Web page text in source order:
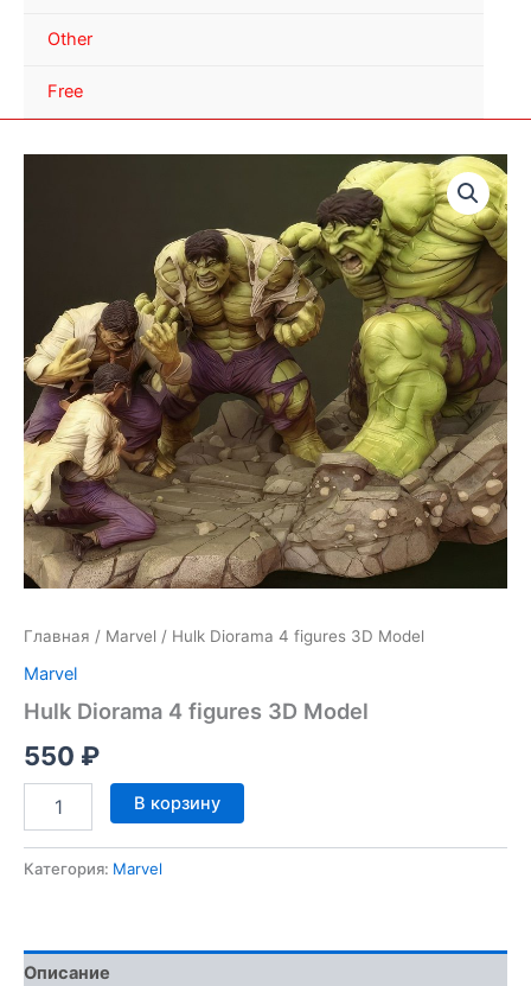
Other
Free
Главная / Marvel / Hulk Diorama 4 figures 3D Model
Marvel
Hulk Diorama 4 figures 3D Model
550 ₽
Количество
товара
Diorama
Model
В корзину
Категория: Marvel
Описание